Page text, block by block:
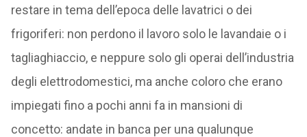
restare in tema dell’epoca delle lavatrici o dei
frigoriferi: non perdono il lavoro solo le lavandaie o i
tagliaghiaccio, e neppure solo gli operai dell’industria
degli elettrodomestici, ma anche coloro che erano
impiegati fino a pochi anni fa in mansioni di
concetto: andate in banca per una qualunque